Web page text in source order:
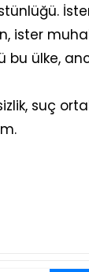
ister
bu ülke,
suç